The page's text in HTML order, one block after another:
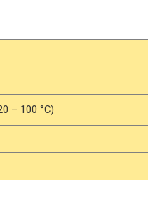
– 100 °C)